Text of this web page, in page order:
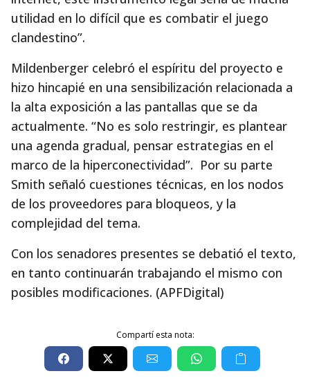
utilidad en lo difícil que es combatir el juego
clandestino”.
Mildenberger celebró el espíritu del proyecto e
hizo hincapié en una sensibilización relacionada a
la alta exposición a las pantallas que se da
actualmente. “No es solo restringir, es plantear
una agenda gradual, pensar estrategias en el
marco de la hiperconectividad”. Por su parte
Smith señaló cuestiones técnicas, en los nodos
de los proveedores para bloqueos, y la
complejidad del tema.
Con los senadores presentes se debatió el texto,
en tanto continuarán trabajando el mismo con
posibles modificaciones. (APFDigital)
Compartí esta nota: